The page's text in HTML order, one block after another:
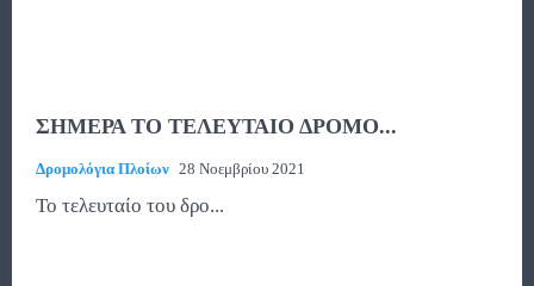
ΣΗΜΕΡΑ ΤΟ ΤΕΛΕΥΤΑΙΟ ΔΡΟΜΟ...
Δρομολόγια Πλοίων 28 Νοεμβρίου 2021
Το τελευταίο του δρο...